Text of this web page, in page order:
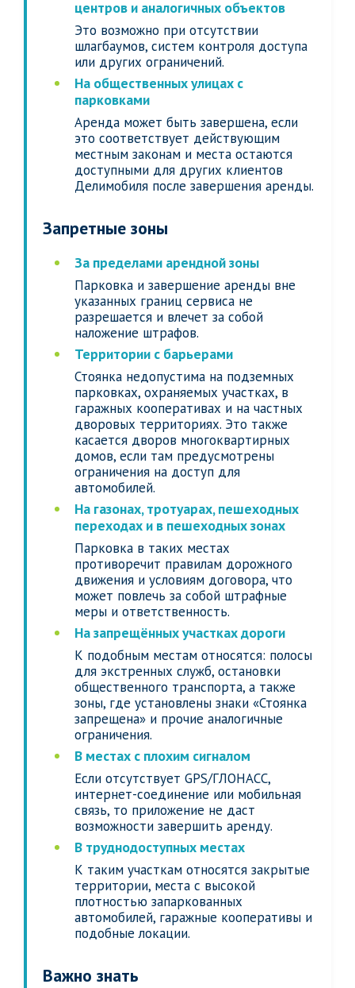
центров и аналогичных объектов
Это возможно при отсутствии
шлагбаумов, систем контроля доступа
или других ограничений.
На общественных улицах с
парковками
Аренда может быть завершена, если
это соответствует действующим
местным законам и места остаются
доступными для других клиентов
Делимобиля после завершения аренды.
Запретные зоны
За пределами арендной зоны
Парковка и завершение аренды вне
указанных границ сервиса не
разрешается и влечет за собой
наложение штрафов.
Территории с барьерами
Стоянка недопустима на подземных
парковках, охраняемых участках, в
гаражных кооперативах и на частных
дворовых территориях. Это также
касается дворов многоквартирных
домов, если там предусмотрены
ограничения на доступ для
автомобилей.
На газонах, тротуарах, пешеходных
переходах и в пешеходных зонах
Парковка в таких местах
противоречит правилам дорожного
движения и условиям договора, что
может повлечь за собой штрафные
меры и ответственность.
На запрещённых участках дороги
К подобным местам относятся: полосы
для экстренных служб, остановки
общественного транспорта, а также
зоны, где установлены знаки «Стоянка
запрещена» и прочие аналогичные
ограничения.
В местах с плохим сигналом
Если отсутствует GPS/ГЛОНАСС,
интернет-соединение или мобильная
связь, то приложение не даст
возможности завершить аренду.
В труднодоступных местах
К таким участкам относятся закрытые
территории, места с высокой
плотностью запаркованных
автомобилей, гаражные кооперативы и
подобные локации.
Важно знать